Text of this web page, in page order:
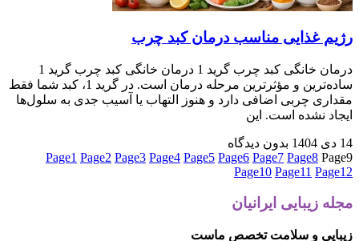
رژیم غذایی مناسب درمان کبد چرب
درمان خانگی کبد چرب گرید 1 درمان خانگی کبد چرب گرید 1
ساده‌ترین و مؤثرترین مرحله درمان است. در گرید 1، کبد شما فقط
مقداری چربی اضافی دارد و هنوز التهاب یا آسیب جدی به سلول‌ها
ایجاد نشده است. این
14 دی 1404
بدون دیدگاه
Page1 Page2 Page3 Page4 Page5 Page6 Page7 Page8 Page9
Page10 Page11 Page12
مجله زیبایی ایرانیان
زیبایی و سلامت تخصص ماست